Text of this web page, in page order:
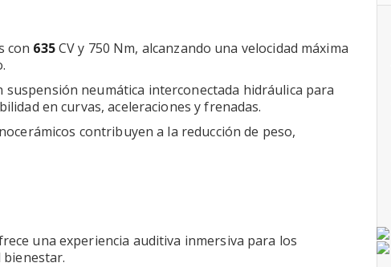
con 635CV y 750 Nm, alcanzando una velocidad máxima
suspensión neumática interconectada hidráulica para
en curvas, aceleraciones y frenadas.
contribuyen a la reducción de peso,
una experiencia auditiva inmersiva para los